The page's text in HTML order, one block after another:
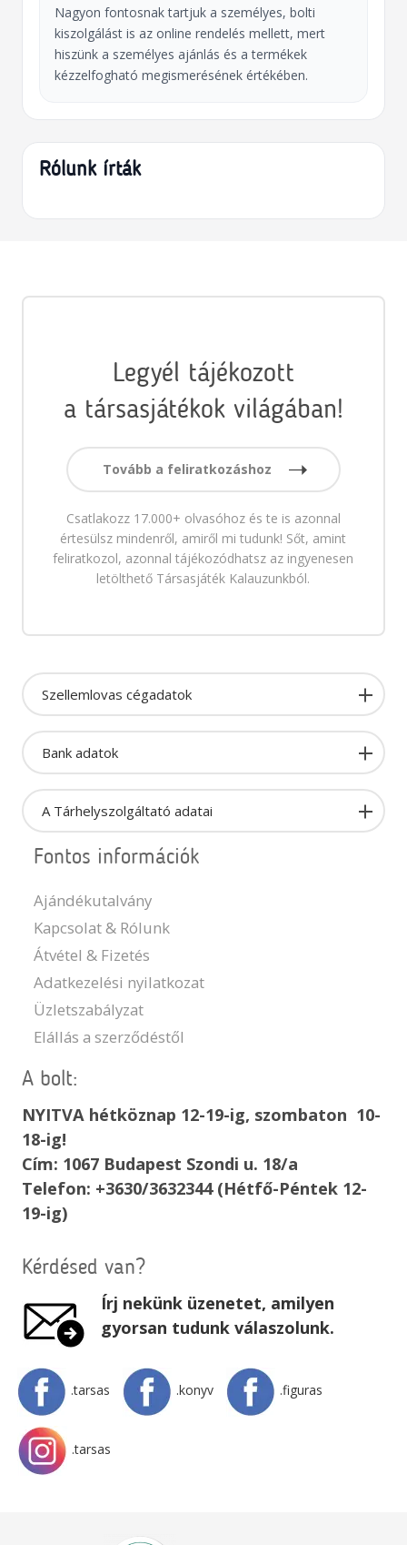
Nagyon fontosnak tartjuk a személyes, bolti
kiszolgálást is az online rendelés mellett, mert
hiszünk a személyes ajánlás és a termékek
kézzelfogható megismerésének értékében.
Rólunk írták
Legyél tájékozott
a társasjátékok világában!
Tovább a feliratkozáshoz
Csatlakozz 17.000+ olvasóhoz és te is azonnal
értesülsz mindenről, amiről mi tudunk! Sőt, amint
feliratkozol, azonnal tájékozódhatsz az ingyenesen
letölthető Társasjáték Kalauzunkból.
Szellemlovas cégadatok
Bank adatok
A Tárhelyszolgáltató adatai
Fontos információk
Ajándékutalvány
Kapcsolat & Rólunk
Átvétel & Fizetés
Adatkezelési nyilatkozat
Üzletszabályzat
Elállás a szerződéstől
A bolt:
NYITVA hétköznap 12-19-ig, szombaton 10-
18-ig!
Cím: 1067 Budapest Szondi u. 18/a
Telefon: +3630/3632344 (Hétfő-Péntek 12-
19-ig)
Kérdésed van?
Írj nekünk üzenetet, amilyen
gyorsan tudunk válaszolunk.
.tarsas .konyv .figuras
.tarsas